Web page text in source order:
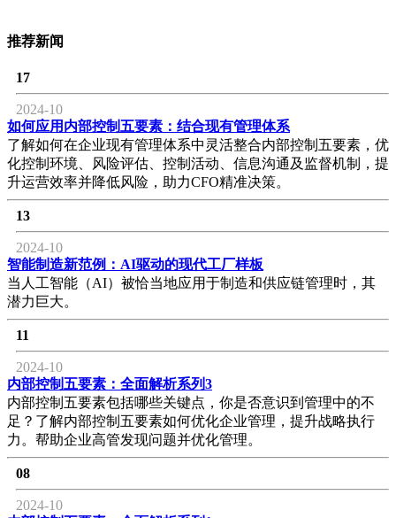
推荐新闻
17
2024-10
如何应用内部控制五要素：结合现有管理体系
了解如何在企业现有管理体系中灵活整合内部控制五要素，优
化控制环境、风险评估、控制活动、信息沟通及监督机制，提
升运营效率并降低风险，助力CFO精准决策。
13
2024-10
智能制造新范例：AI驱动的现代工厂样板
当人工智能（AI）被恰当地应用于制造和供应链管理时，其
潜力巨大。
11
2024-10
内部控制五要素：全面解析系列3
内部控制五要素包括哪些关键点，你是否意识到管理中的不
足？了解内部控制五要素如何优化企业管理，提升战略执行
力。帮助企业高管发现问题并优化管理。
08
2024-10